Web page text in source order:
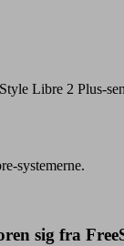
Libre 2 Plus-
systemerne.
sig fra